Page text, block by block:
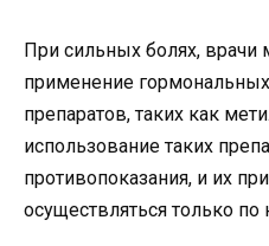
При сильных болях, врачи
применение
препаратов, таких как
использование таких
противопоказания, и их
осуществляться только по